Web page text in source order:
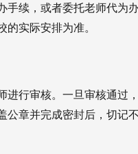
续，或者委托老师代为
实际安排为准。
行审核。一旦审核通过
章并完成密封后，切记